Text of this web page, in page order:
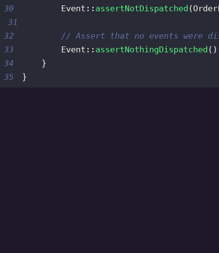
30
Event :: assertNotDispatched (
31
32
// Assert that no events were
33
Event :: assertNothingDispatched ( )
34
}
35
}